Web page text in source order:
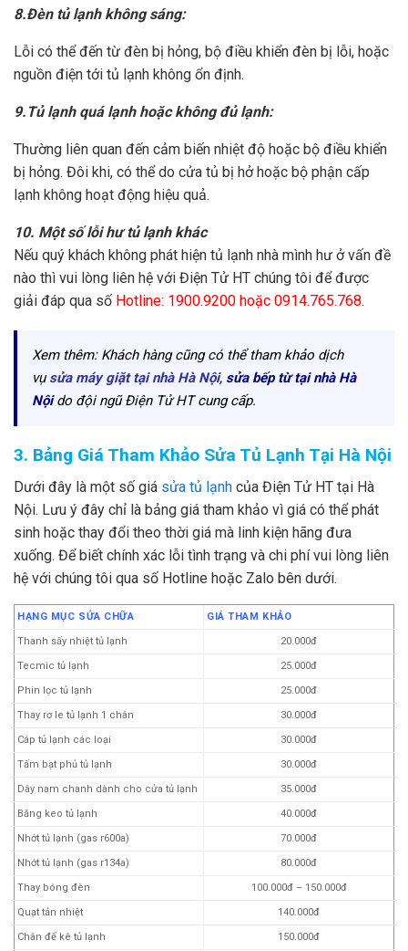
8.Đèn tủ lạnh không sáng:
Lỗi có thể đến từ đèn bị hỏng, bộ điều khiển đèn bị lỗi, hoặc
nguồn điện tới tủ lạnh không ổn định.
9.Tủ lạnh quá lạnh hoặc không đủ lạnh:
Thường liên quan đến cảm biến nhiệt độ hoặc bộ điều khiển
bị hỏng. Đôi khi, có thể do cửa tủ bị hở hoặc bộ phận cấp
lạnh không hoạt động hiệu quả.
10. Một số lỗi hư tủ lạnh khác
Nếu quý khách không phát hiện tủ lạnh nhà mình hư ở vấn đề
nào thì vui lòng liên hệ với Điện Tử HT chúng tôi để được
giải đáp qua số Hotline: 1900.9200 hoặc 0914.765.768.
Xem thêm: Khách hàng cũng có thể tham khảo dịch
vụsửa máy giặt tại nhà Hà Nội, sửa bếp từ tại nhà Hà
Nộido đội ngũ Điện Tử HT cung cấp.
3. Bảng Giá Tham Khảo Sửa Tủ Lạnh Tại Hà Nội
Dưới đây là một số giá sửa tủ lạnh của Điện Tử HT tại Hà
Nội. Lưu ý đây chỉ là bảng giá tham khảo vì giá có thể phát
sinh hoặc thay đổi theo thời giá mà linh kiện hãng đưa
xuống. Để biết chính xác lỗi tình trạng và chi phí vui lòng liên
hệ với chúng tôi qua số Hotline hoặc Zalo bên dưới.
HẠNG MỤC SỬA CHỮA GIÁ THAM KHẢO
Thanh sấy nhiệt tủ lạnh 20.000đ
Tecmic tủ lạnh 25.000đ
Phin lọc tủ lạnh 25.000đ
Thay rơ le tủ lạnh 1 chân 30.000đ
Cáp tủ lạnh các loại 30.000đ
Tấm bạt phủ tủ lạnh 30.000đ
Dây nam chanh dành cho cửa tủ lạnh 35.000đ
Băng keo tủ lạnh 40.000đ
Nhớt tủ lạnh (gas r600a) 70.000đ
Nhớt tủ lạnh (gas r134a) 80.000đ
Thay bóng đèn 100.000đ – 150.000đ
Quạt tản nhiệt 140.000đ
Chân đế kê tủ lạnh 150.000đ